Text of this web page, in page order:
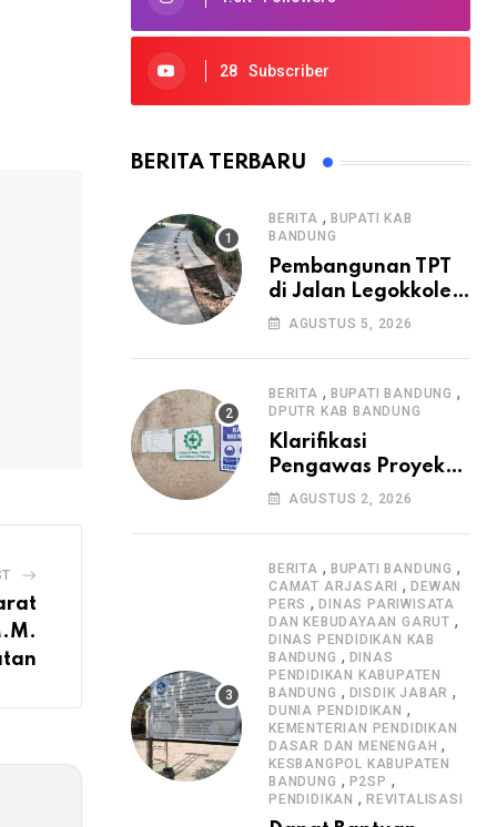
28 Subscriber
BERITA TERBARU
BERITA , BUPATI KAB
BANDUNG
Pembangunan TPT
di Jalan Legokkole
Rawabogo Disorot
Tanpa Papan
Informasi Proyek
AGUSTUS 5, 2026
BERITA , BUPATI BANDUNG ,
DPUTR KAB BANDUNG
Klarifikasi
Pengawas Proyek
Citiis Terkait
Pengawasan K3
AGUSTUS 2, 2026
BERITA , BUPATI BANDUNG ,
CAMAT ARJASARI ,DEWAN
PERS ,DINAS PARIWISATA
DAN KEBUDAYAAN GARUT ,
DINAS PENDIDIKAN KAB
BANDUNG , DINAS
PENDIDIKAN KABUPATEN
BANDUNG , DISDIK JABAR ,
DUNIA PENDIDIKAN ,
KEMENTERIAN PENDIDIKAN
DASAR DAN MENENGAH ,
KESBANGPOL KABUPATEN
BANDUNG , P2SP ,
PENDIDIKAN , REVITALISASI